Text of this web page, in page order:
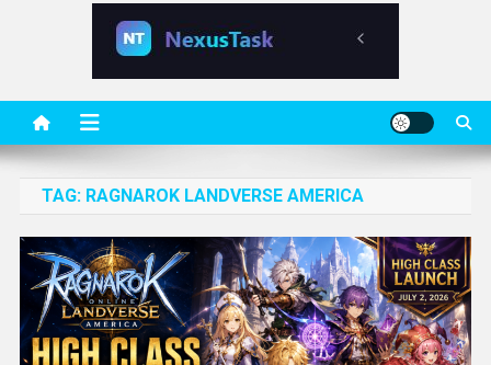
TAG: RAGNAROK LANDVERSE AMERICA